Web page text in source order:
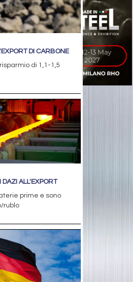
DI CARBONE
di 1,1-1,5
DAZI ALL'EXPORT
prime e sono
rublo